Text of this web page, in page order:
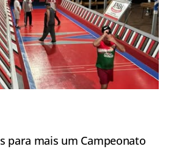
para mais um Campeonato